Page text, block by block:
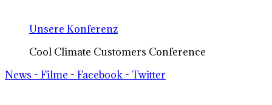
Unsere Konferenz
Cool Climate Customers Conference
News - Filme - Facebook - Twitter